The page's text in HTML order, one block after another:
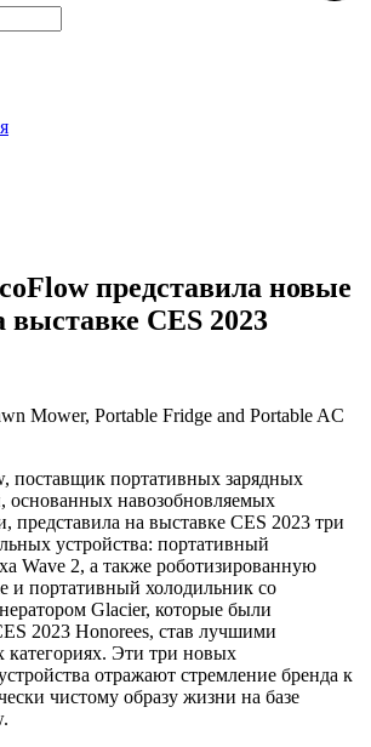
представила новые
CES 2023
Mower, Portable Fridge and Portable AC
поставщик портативных зарядных
основанных навозобновляемых
представила на выставке CES 2023 три
устройства: портативный
Wave 2, а также роботизированную
и портативный холодильник со
Glacier, которые были
2023 Honorees, став лучшими
категориях. Эти три новых
отражают стремление бренда к
чистому образу жизни на базе